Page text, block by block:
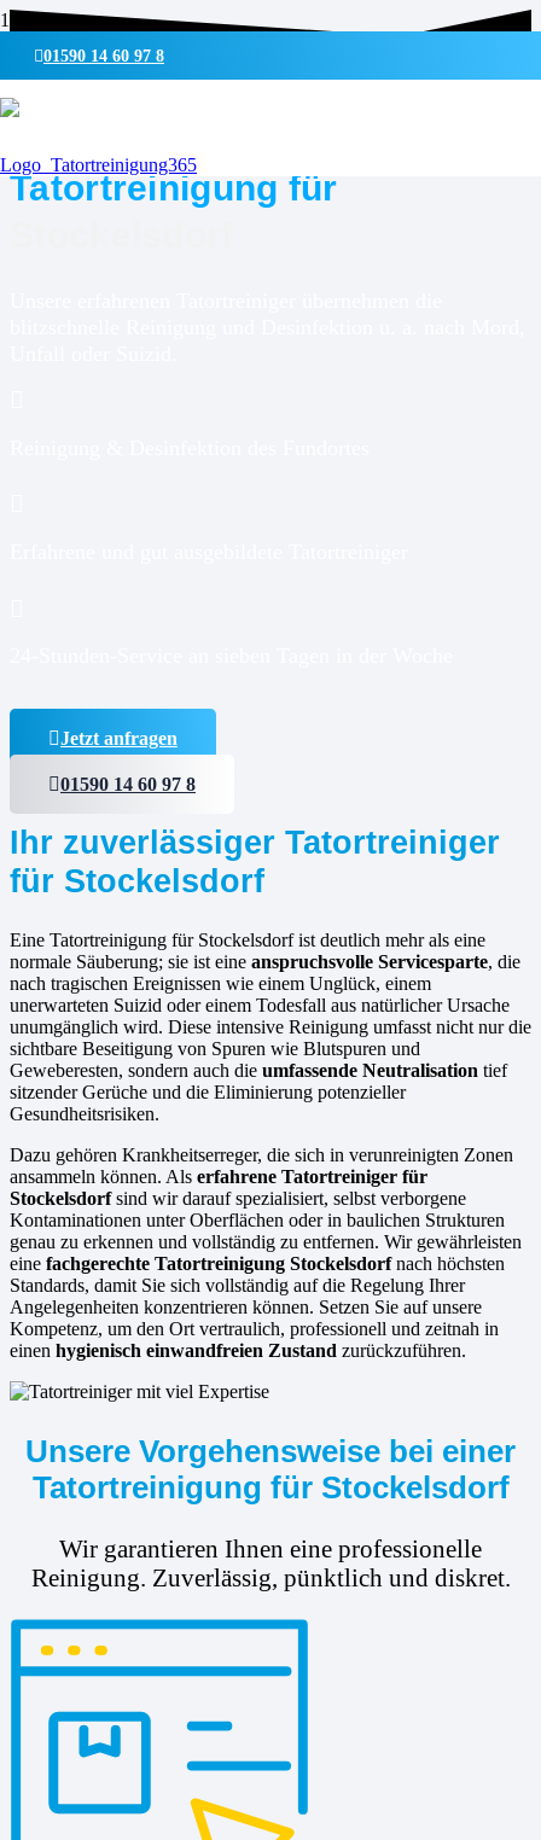
01590 14 60 97 8
Tatortreinigung für
Jetzt anfragen
01590 14 60 97 8
Ihr zuverlässiger Tatortreiniger
für Stockelsdorf
Eine Tatortreinigung für Stockelsdorf ist deutlich mehr als eine
normale Säuberung; sie ist eine anspruchsvolle Servicesparte, die
nach tragischen Ereignissen wie einem Unglück, einem
unerwarteten Suizid oder einem Todesfall aus natürlicher Ursache
unumgänglich wird. Diese intensive Reinigung umfasst nicht nur die
sichtbare Beseitigung von Spuren wie Blutspuren und
Geweberesten, sondern auch die umfassende Neutralisation tief
sitzender Gerüche und die Eliminierung potenzieller
Gesundheitsrisiken.
Dazu gehören Krankheitserreger, die sich in verunreinigten Zonen
ansammeln können. Als erfahrene Tatortreiniger für
Stockelsdorfsind wir darauf spezialisiert, selbst verborgene
Kontaminationen unter Oberflächen oder in baulichen Strukturen
genau zu erkennen und vollständig zu entfernen. Wir gewährleisten
eine fachgerechte Tatortreinigung Stockelsdorfnach höchsten
Standards, damit Sie sich vollständig auf die Regelung Ihrer
Angelegenheiten konzentrieren können. Setzen Sie auf unsere
Kompetenz, um den Ort vertraulich, professionell und zeitnah in
einen hygienisch einwandfreien Zustand zurückzuführen.
Unsere Vorgehensweise bei einer
Tatortreinigung für Stockelsdorf
Wir garantieren Ihnen eine professionelle
Reinigung. Zuverlässig, pünktlich und diskret.